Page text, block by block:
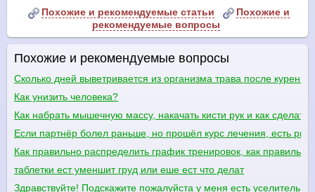
Похожие и рекомендуемые статьи
Похожие и
рекомендуемые вопросы
Похожие и рекомендуемые вопросы
Сколько дней выветривается из организма трава после
Как унизить человека?
Как набрать мышечную массу, накачать кисти рук и как
Если партнёр болел раньше, но прошёл курс лечения, есть
Как правильно распределить график тренировок, как правильно
таблетки ест уменшит груд или еше ест что делат
Здравствуйте! Подскажите пожалуйста у меня есть уселитель